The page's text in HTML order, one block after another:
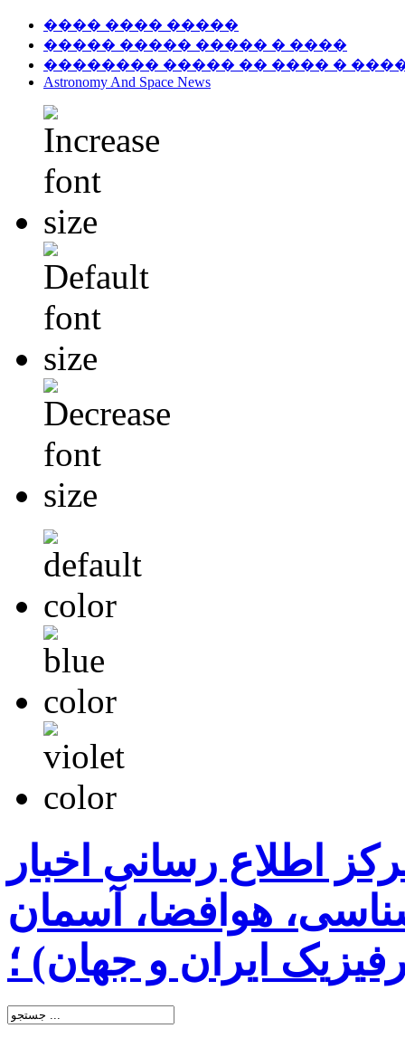
���� ���� �����
����� ����� ����� � ����
�������� ����� �� ���� �
Astronomy And Space News
اطلاع رسانی اخبار
هوافضا، آسمان
ایران و جهان) ؛